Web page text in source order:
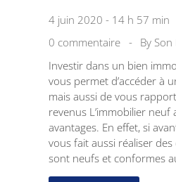
4 juin 2020 - 14 h 57 min
0 commentaire
By Son
Investir dans un bien
vous permet d’accéder à
mais aussi de vous
revenus L’immobilier
avantages. En effet, si
vous fait aussi réaliser
sont neufs et conformes